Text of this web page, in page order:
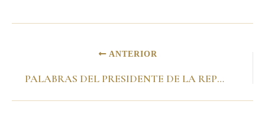
ANTERIOR
PALABRAS DEL PRESIDENTE DE LA REPÚBLICA DE COLOMBIA, ANDRÉS PASTRANA, EN LA RECEPCIÓN OFRECIDA EN LA EMBAJADA DE COLOMBIA EN LA REPÚBLICA FEDERAL DE ALEMANIA. Berlín, 26 de Abril de 2000